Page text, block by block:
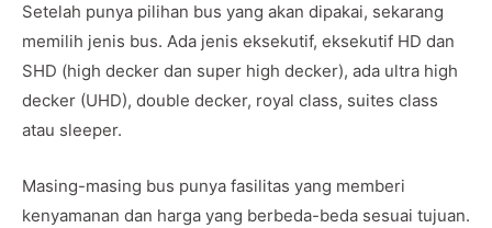
Setelah punya pilihan bus yang akan dipakai, sekarang
memilih jenis bus. Ada jenis eksekutif, eksekutif HD dan
SHD (high decker dan super high decker), ada ultra high
decker (UHD), double decker, royal class, suites class
atau sleeper.
Masing-masing bus punya fasilitas yang memberi
kenyamanan dan harga yang berbeda-beda sesuai tujuan.